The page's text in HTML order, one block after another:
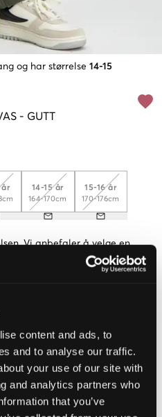
content and ads, to
and to analyse our traffic.
your use of our site with
and analytics partners who
that you’ve
og har størrelse 14-15
- GUTT
år 14-15 år
164-170cm
15-16 år
170-176cm
Vi anbefaler å velge en